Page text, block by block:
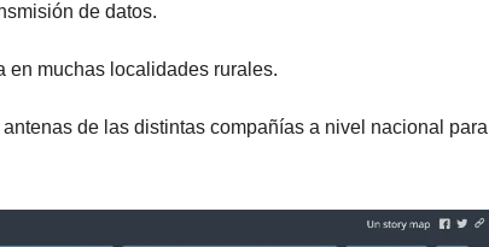
de datos.
en muchas localidades rurales.
de las distintas compañías a nivel nacional para